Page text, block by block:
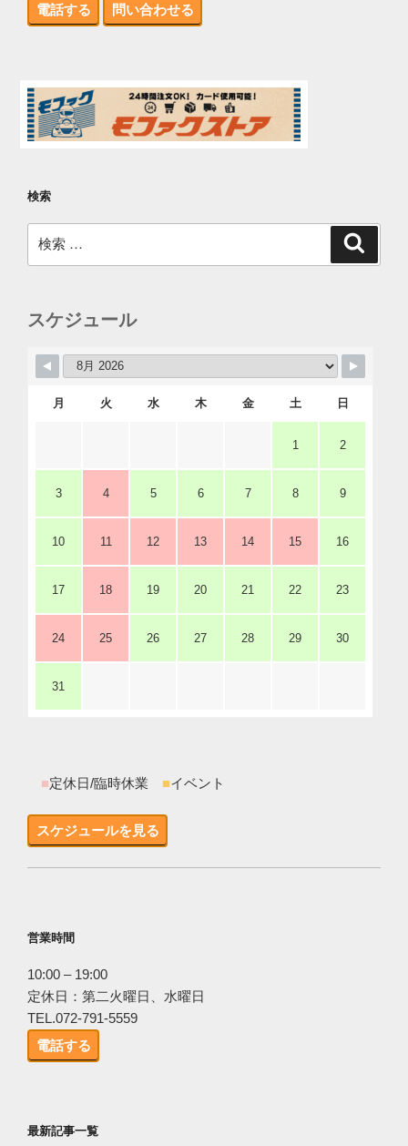
電話する 問い合わせる
検索
索:
スケジュール
月 火 水 木 金 土 日
1 2
3 4 5 6 7 8 9
10 11 12 13 14 15 16
17 18 19 20 21 22 23
24 25 26 27 28 29 30
31
■定休日/臨時休業 ■イベント
スケジュールを見る
営業時間
10:00 – 19:00
定休日：第二火曜日、水曜日
TEL.072-791-5559
電話する
最新記事一覧